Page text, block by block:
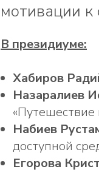
мотивации к
В президиуме:
Хабиров
Назаралиев
Набиев
доступной
Егорова